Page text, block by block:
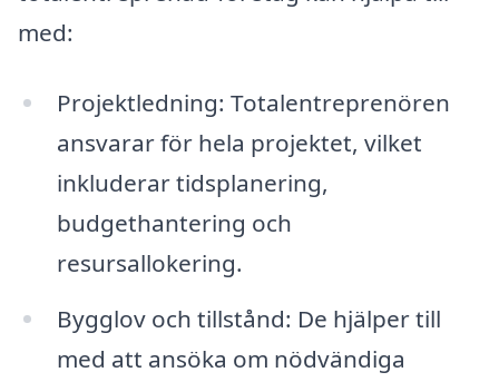
med:
Projektledning: Totalentreprenören
ansvarar för hela projektet, vilket
inkluderar tidsplanering,
budgethantering och
resursallokering.
Bygglov och tillstånd: De hjälper till
med att ansöka om nödvändiga